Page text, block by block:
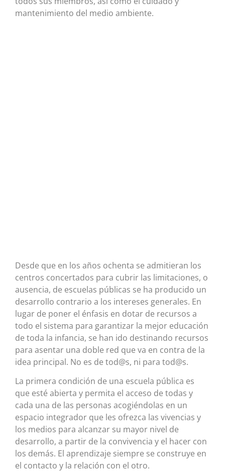
mantenimiento del medio ambiente.
Desde que en los años ochenta se admitieran los
centros concertados para cubrir las limitaciones, o
ausencia, de escuelas públicas se ha producido un
desarrollo contrario a los intereses generales. En
lugar de poner el énfasis en dotar de recursos a
todo el sistema para garantizar la mejor educación
de toda la infancia, se han ido destinando recursos
para asentar una doble red que va en contra de la
idea principal. No es de tod@s, ni para tod@s.
La primera condición de una escuela pública es
que esté abierta y permita el acceso de todas y
cada una de las personas acogiéndolas en un
espacio integrador que les ofrezca las vivencias y
los medios para alcanzar su mayor nivel de
desarrollo, a partir de la convivencia y el hacer con
los demás. El aprendizaje siempre se construye en
el contacto y la relación con el otro.